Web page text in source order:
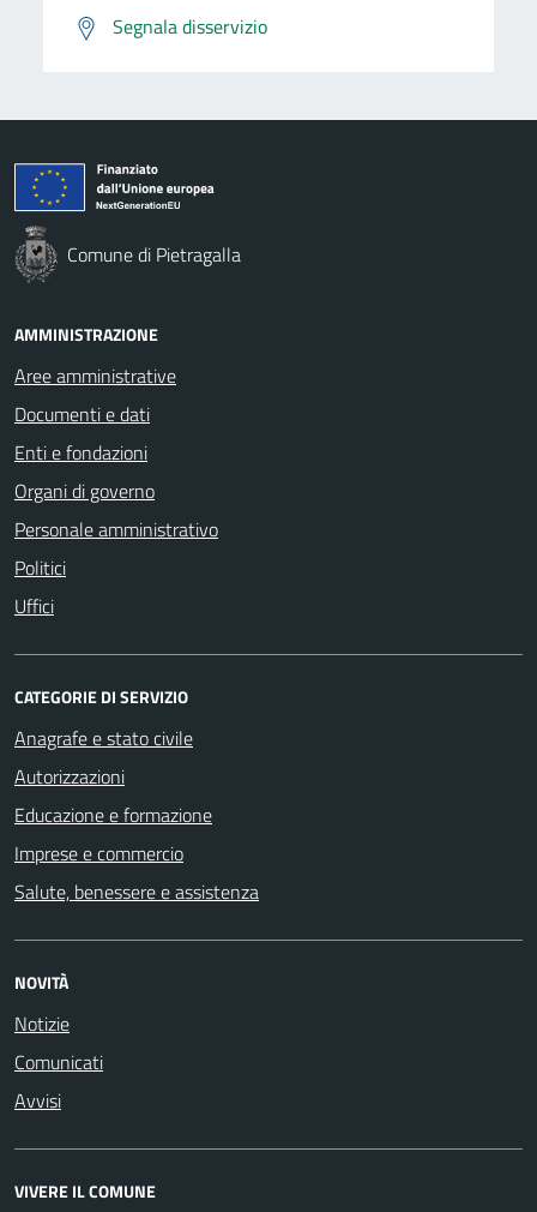
Segnala disservizio
Comune di Pietragalla
AMMINISTRAZIONE
Aree amministrative
Documenti e dati
Enti e fondazioni
Organi di governo
Personale amministrativo
Politici
Uffici
CATEGORIE DI SERVIZIO
Anagrafe e stato civile
Autorizzazioni
Educazione e formazione
Imprese e commercio
Salute, benessere e assistenza
NOVITÀ
Notizie
Comunicati
Avvisi
VIVERE IL COMUNE